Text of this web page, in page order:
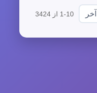
آخر 1-10 از 3424